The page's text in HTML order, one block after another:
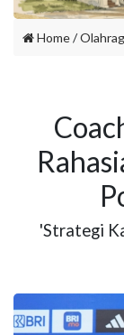
Home/
'Strategi